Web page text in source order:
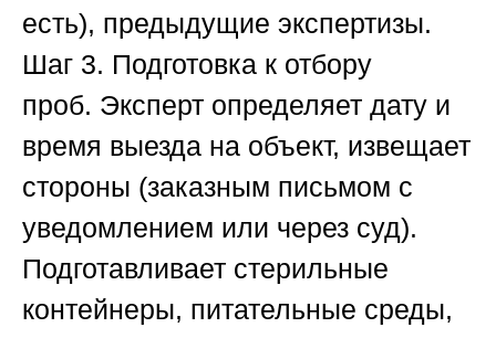
есть), предыдущие экспертизы.
Шаг 3. Подготовка к отбору
проб. Эксперт определяет дату и
время выезда на объект, извещает
стороны (заказным письмом с
уведомлением или через суд).
Подготавливает стерильные
контейнеры, питательные среды,